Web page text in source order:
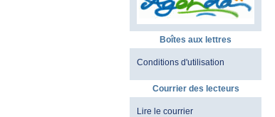
Boîtes aux lettres
Conditions d'utilisation
Courrier des lecteurs
Lire le courrier